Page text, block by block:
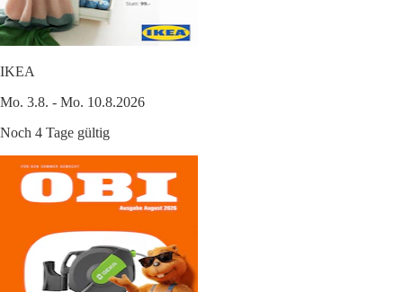
IKEA
Mo. 3.8. - Mo. 10.8.2026
Noch 4 Tage gültig